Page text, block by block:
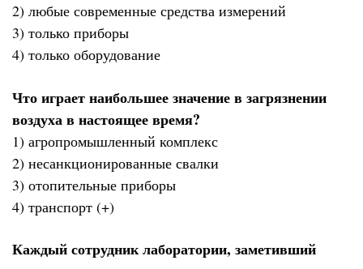
2) любые современные средства измерений
3) только приборы
4) только оборудование
Что играет наибольшее значение в загрязнении
воздуха в настоящее время?
1) агропромышленный комплекс
2) несанкционированные свалки
3) отопительные приборы
4) транспорт (+)
Каждый сотрудник лаборатории, заметивший